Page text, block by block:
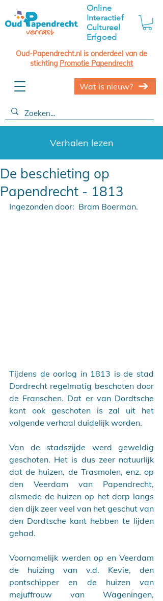
Online
Interactief
Cultureel
Erfgoed
Oud-Papendrecht.nl is onderdeel van de
stichting Promotie Papendrecht
Wat is nieuw?
Verhalen lezen
De beschieting op
Papendrecht - 1813
Ingezonden door:  Bram Boerman.
Tijdens de oorlog in 1813 is de stad
Dordrecht regelmatig beschoten door
de Franschen. Dat er van Dordtsche
kant ook geschoten is zal uit het
volgende verhaal duidelijk worden.
Van de stadszijde werd geweldig
geschoten. Het is dus zeer natuurlijk
dat de huizen, de Trasmolen, enz. op
den Veerdam van Papendrecht,
alsmede de huizen op het dorp langs
den dijk zeer veel van het geschut van
den Dordtsche kant hebben te lijden
gehad.
Voornamelijk werden op en Veerdam
de huizing van v.d. Kevie, den
pontschipper en de huizen van
mejuffrouw van Wageningen,